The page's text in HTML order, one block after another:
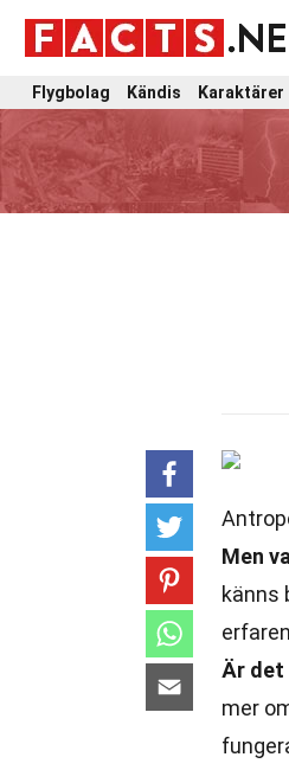
Flygbolag Kändis Karaktärer
Men
känns
Är det
mer